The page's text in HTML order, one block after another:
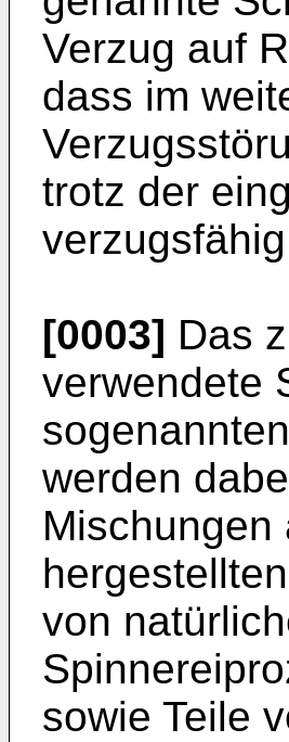
Verzug auf
dass im
trotz der
[0003] Das
verwendete
werden
von
sowie Teile